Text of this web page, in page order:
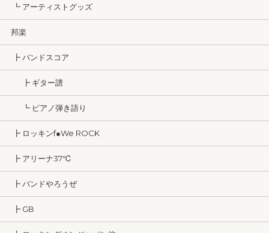
┗ アーティストグッズ
邦楽
┣ バンドスコア
┣ ギター譜
┗ ピアノ弾き語り
┣ ロッキンf●We ROCK
┣ アリーナ37℃
┣ バンドやろうぜ
┣ GB